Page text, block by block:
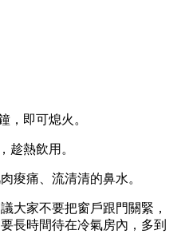
，即可熄火。
趁熱飲用。
痠痛、流清清的鼻水。
大家不要把窗戶跟門關緊，
長時間待在冷氣房內，多到